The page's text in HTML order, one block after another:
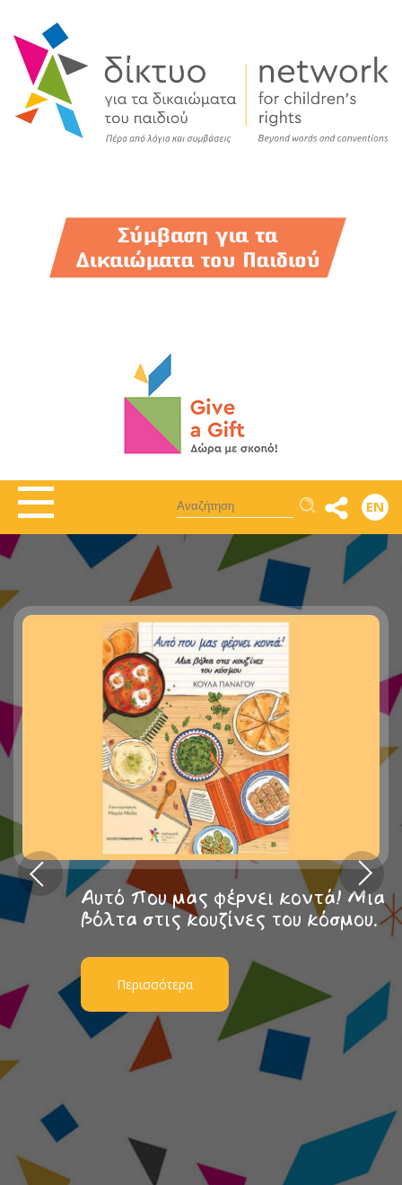
Αναζήτηση EN
Αυτό που μας φέρνει κοντά! Μια
βόλτα στις κουζίνες του κόσμου.
Περισσότερα